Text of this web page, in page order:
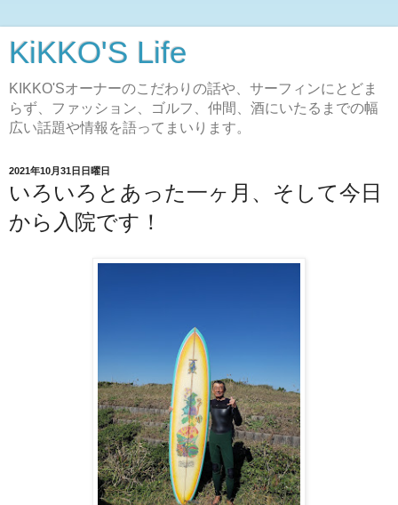
KiKKO'S Life
KIKKO'Sオーナーのこだわりの話や、サーフィンにとどま
らず、ファッション、ゴルフ、仲間、酒にいたるまでの幅
広い話題や情報を語ってまいります。
2021年10月31日日曜日
いろいろとあった一ヶ月、そして今日
から入院です！